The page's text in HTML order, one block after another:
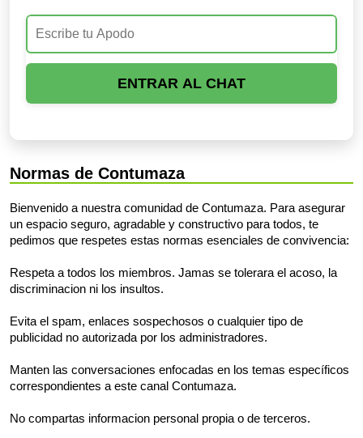
ENTRAR AL CHAT
Normas de Contumaza
Bienvenido a nuestra comunidad de Contumaza. Para asegurar
un espacio seguro, agradable y constructivo para todos, te
pedimos que respetes estas normas esenciales de convivencia:
Respeta a todos los miembros. Jamas se tolerara el acoso, la
discriminacion ni los insultos.
Evita el spam, enlaces sospechosos o cualquier tipo de
publicidad no autorizada por los administradores.
Manten las conversaciones enfocadas en los temas específicos
correspondientes a este canal Contumaza.
No compartas informacion personal propia o de terceros.